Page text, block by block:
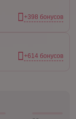
+398 бонусов
+614 бонусов